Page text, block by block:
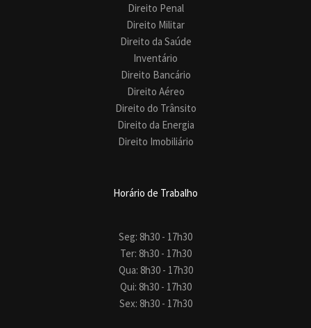
Direito Penal
Direito Militar
Direito da Saúde
Inventário
Direito Bancário
Direito Aéreo
Direito do Trânsito
Direito da Energia
Direito Imobiliário
Horário de Trabalho
Seg: 8h30 - 17h30
Ter: 8h30 - 17h30
Qua: 8h30 - 17h30
Qui: 8h30 - 17h30
Sex: 8h30 - 17h30